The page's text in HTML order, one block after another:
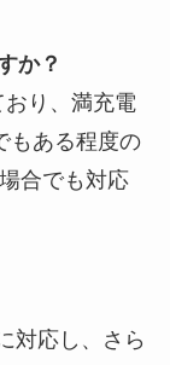
か？
り、満充電
もある程度の
合でも対応
対応し、さら